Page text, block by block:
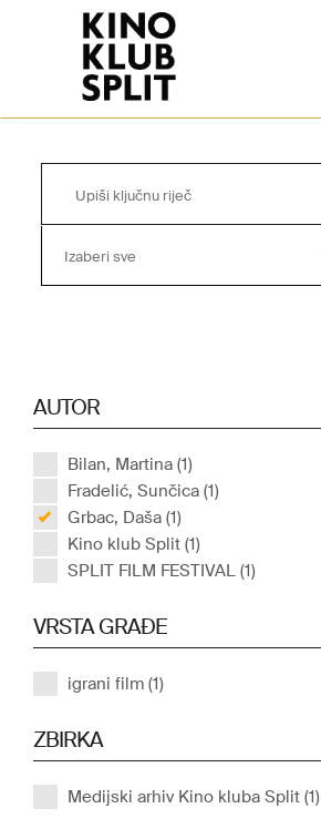
Izaberi sve
AUTOR
Bilan, Martina (1)
Fradelić, Sunčica (1)
Grbac, Daša (1)
Kino klub Split (1)
SPLIT FILM FESTIVAL (1)
VRSTA GRAĐE
igrani film (1)
ZBIRKA
Medijski arhiv Kino kluba Split (1)